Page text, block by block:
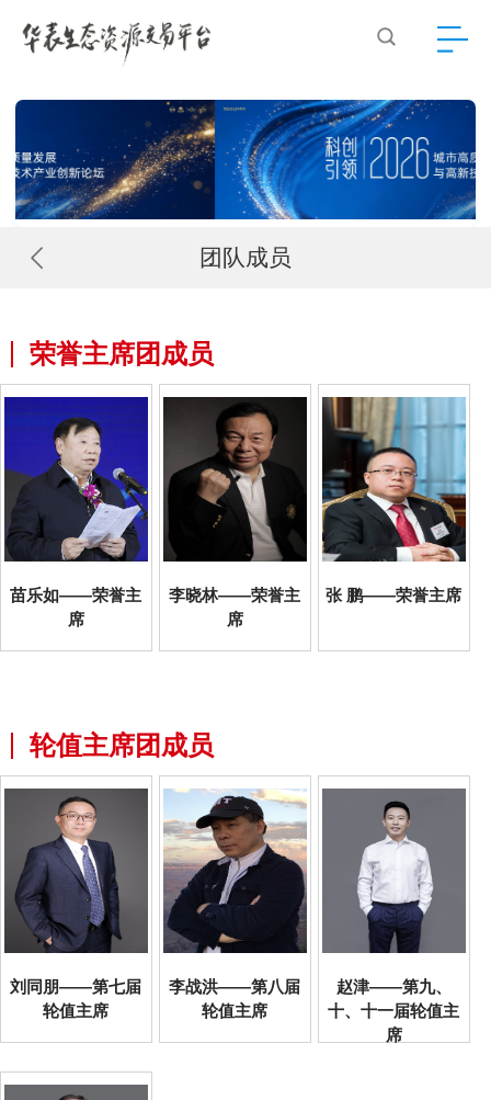
团队成员
荣誉主席团成员
苗乐如——荣誉主
席
李晓林——荣誉主
席
张 鹏——荣誉主席
轮值主席团成员
刘同朋——第七届
轮值主席
李战洪——第八届
轮值主席
赵津——第九、
十、十一届轮值主
席